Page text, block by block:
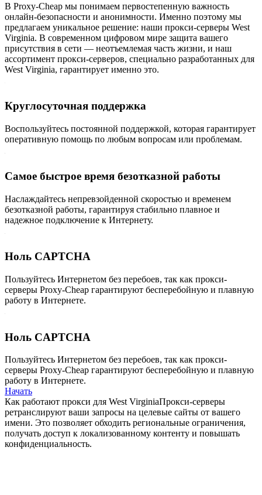
В Proxy-Cheap мы понимаем первостепенную важность
онлайн-безопасности и анонимности. Именно поэтому мы
предлагаем уникальное решение: наши прокси-серверы West
Virginia. В современном цифровом мире защита вашего
присутствия в сети — неотъемлемая часть жизни, и наш
ассортимент прокси-серверов, специально разработанных для
West Virginia, гарантирует именно это.
Круглосуточная поддержка
Воспользуйтесь постоянной поддержкой, которая гарантирует
оперативную помощь по любым вопросам или проблемам.
Самое быстрое время безотказной работы
Наслаждайтесь непревзойденной скоростью и временем
безотказной работы, гарантируя стабильно плавное и
надежное подключение к Интернету.
Ноль CAPTCHA
Пользуйтесь Интернетом без перебоев, так как прокси-
серверы Proxy-Cheap гарантируют бесперебойную и плавную
работу в Интернете.
Ноль CAPTCHA
Пользуйтесь Интернетом без перебоев, так как прокси-
серверы Proxy-Cheap гарантируют бесперебойную и плавную
работу в Интернете.
Начать
Как работают прокси для West VirginiaПрокси-серверы
ретранслируют ваши запросы на целевые сайты от вашего
имени. Это позволяет обходить региональные ограничения,
получать доступ к локализованному контенту и повышать
конфиденциальность.